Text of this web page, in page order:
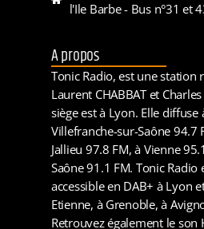
l'Ile Barbe - Bus n°31 et
A propos
Tonic Radio, est une station
Laurent CHABBAT et
siège est à Lyon. Elle diffuse
Villefranche-sur-Saône 94.7
Jallieu 97.8 FM, à Vienne
Saône 91.1 FM. Tonic Radio
accessible en DAB+ à Lyon
Etienne, à Grenoble, à
Retrouvez également le son